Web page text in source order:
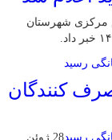
مرکزی شهرستان
كنندگان
28 ژوئن